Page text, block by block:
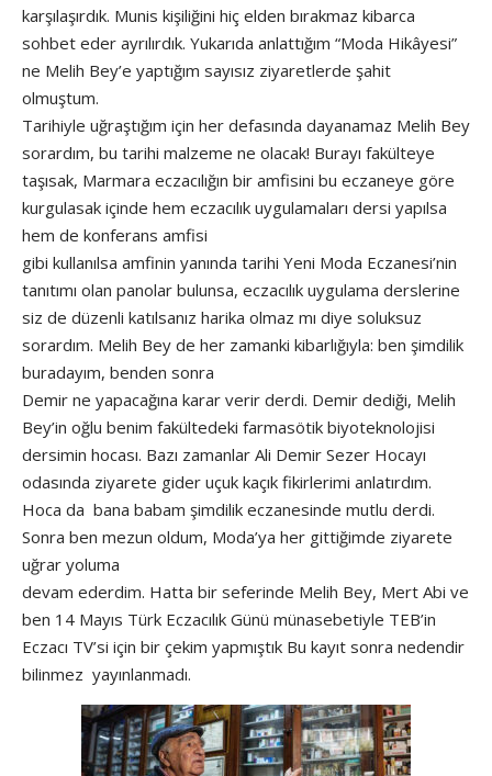
karşılaşırdık. Munis kişiliğini hiç elden bırakmaz kibarca
sohbet eder ayrılırdık. Yukarıda anlattığım “Moda Hikâyesi”
ne Melih Bey’e yaptığım sayısız ziyaretlerde şahit
olmuştum.
Tarihiyle uğraştığım için her defasında dayanamaz Melih Bey
sorardım, bu tarihi malzeme ne olacak! Burayı fakülteye
taşısak, Marmara eczacılığın bir amfisini bu eczaneye göre
kurgulasak içinde hem eczacılık uygulamaları dersi yapılsa
hem de konferans amfisi
gibi kullanılsa amfinin yanında tarihi Yeni Moda Eczanesi’nin
tanıtımı olan panolar bulunsa, eczacılık uygulama derslerine
siz de düzenli katılsanız harika olmaz mı diye soluksuz
sorardım. Melih Bey de her zamanki kibarlığıyla: ben şimdilik
buradayım, benden sonra
Demir ne yapacağına karar verir derdi. Demir dediği, Melih
Bey’in oğlu benim fakültedeki farmasötik biyoteknolojisi
dersimin hocası. Bazı zamanlar Ali Demir Sezer Hocayı
odasında ziyarete gider uçuk kaçık fikirlerimi anlatırdım.
Hoca da bana babam şimdilik eczanesinde mutlu derdi.
Sonra ben mezun oldum, Moda’ya her gittiğimde ziyarete
uğrar yoluma
devam ederdim. Hatta bir seferinde Melih Bey, Mert Abi ve
ben 14 Mayıs Türk Eczacılık Günü münasebetiyle TEB’in
Eczacı TV’si için bir çekim yapmıştık Bu kayıt sonra nedendir
bilinmez yayınlanmadı.